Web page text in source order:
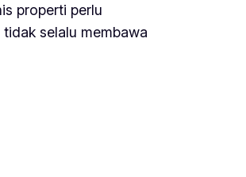
properti perlu
selalu membawa